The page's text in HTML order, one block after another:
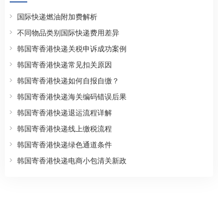
国际快递燃油附加费解析
不同物品类别国际快递费用差异
韩国寄香港快递关税申诉成功案例
韩国寄香港快递常见扣关原因
韩国寄香港快递如何自报自缴？
韩国寄香港快递海关编码错误后果
韩国寄香港快递退运流程详解
韩国寄香港快递线上缴税流程
韩国寄香港快递绿色通道条件
韩国寄香港快递电商小包清关新政